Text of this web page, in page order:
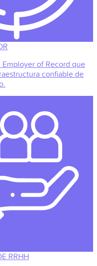
Employer of Record que
confiable de
RRHH